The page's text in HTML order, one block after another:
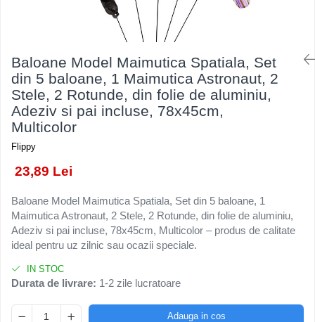
Ustensile pentru Bucătărie
Accesorii Ingrijire Casa
Cutii depozitare
Diverse Casa
Incalzire si climatizare
Lumanari
Maturi, Perii, Mopuri si Galeti
Produse ingrijire incaltaminte
Radiatoare si Seminee electrice
Umidificatoare
Articole pentru Gradina si Bricolaj
Baloane si Accesorii Absolvire
Banda adeziva
Confetti
Costume si Deghizare
Seturi si Arcade Baloane
Tematica Nunta
Liniar / Sir
Ornamente Brad
Suport Decorativ Lumanare
Kendama Rubber Grip V3 Cupe
Kendama Silken V3 King Size
Kendama Super Sticky V2 Cupe
Mari
Baloane Model Maimutica Spatiala, Set
din 5 baloane, 1 Maimutica Astronaut, 2
Stele, 2 Rotunde, din folie de aluminiu,
Adeziv si pai incluse, 78x45cm,
Multicolor
Flippy
23,89 Lei
Baloane Model Maimutica Spatiala, Set din 5 baloane, 1
Maimutica Astronaut, 2 Stele, 2 Rotunde, din folie de aluminiu,
Adeziv si pai incluse, 78x45cm, Multicolor – produs de calitate
ideal pentru uz zilnic sau ocazii speciale.
IN STOC
Durata de livrare: 1-2 zile lucratoare
Adauga in cos